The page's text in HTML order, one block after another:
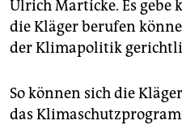
Ulrich Marticke. Es gebe
die Kläger berufen
der Klimapolitik
So können sich die
das